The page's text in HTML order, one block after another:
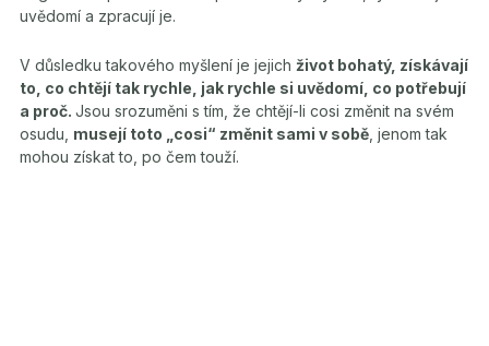
uvědomí a zpracují je.
V důsledku takového myšlení je jejich život bohatý, získávají
to, co chtějí tak rychle, jak rychle si uvědomí, co potřebují
a proč. Jsou srozuměni s tím, že chtějí-li cosi změnit na svém
osudu, musejí toto „cosi“ změnit sami v sobě , jenom tak
mohou získat to, po čem touží.